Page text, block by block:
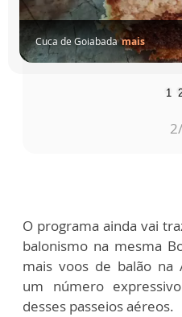
Cuca de Goiabada mais
1
2
O programa ainda vai
balonismo na mesma
mais voos de balão na
um número
desses passeios aéreos.